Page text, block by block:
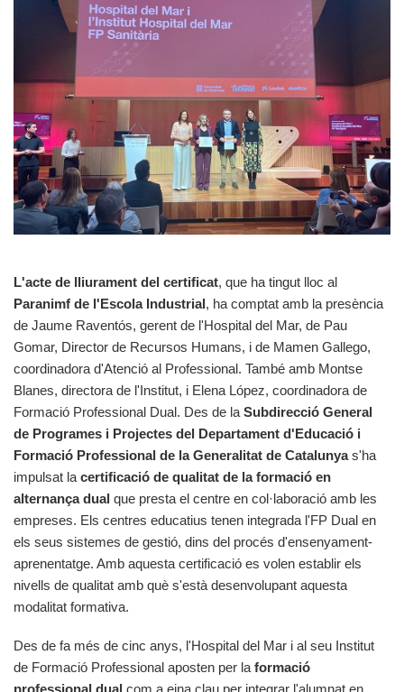
L'acte de lliurament del certificat, que ha tingut lloc al
Paranimf de l'Escola Industrial, ha comptat amb la presència
de Jaume Raventós, gerent de l'Hospital del Mar, de Pau
Gomar, Director de Recursos Humans, i de Mamen Gallego,
coordinadora d'Atenció al Professional. També amb Montse
Blanes, directora de l'Institut, i Elena López, coordinadora de
Formació Professional Dual. Des de la Subdirecció General
de Programes i Projectes del Departament d'Educació i
Formació Professional de la Generalitat de Catalunyas'ha
impulsat la certificació de qualitat de la formació en
alternança dual que presta el centre en col·laboració amb les
empreses. Els centres educatius tenen integrada l'FP Dual en
els seus sistemes de gestió, dins del procés d'ensenyament-
aprenentatge. Amb aquesta certificació es volen establir els
nivells de qualitat amb què s'està desenvolupant aquesta
modalitat formativa.
Des de fa més de cinc anys, l'Hospital del Mar i al seu Institut
de Formació Professional aposten per la formació
professional dual com a eina clau per integrar l'alumnat en